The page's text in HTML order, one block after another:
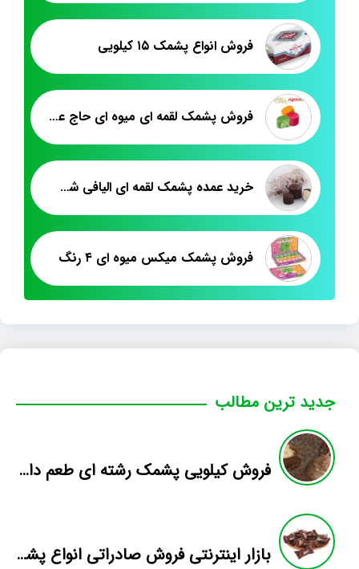
فروش انواع پشمک ۱۵ کیلویی
فروش پشمک لقمه ای میوه ای حاج عبدالله
خرید عمده پشمک لقمه ای الیافی شب یلدا
فروش پشمک میکس میوه ای ۴ رنگ
جدید ترین مطالب
فروش کیلویی پشمک رشته ای طعم دار میوه
بازار اینترنتی فروش صادراتی انواع پشمک الیافی/شکلاتی